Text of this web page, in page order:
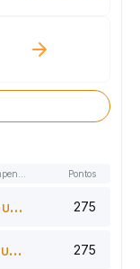
Pontos
USDT 275
USDT 275